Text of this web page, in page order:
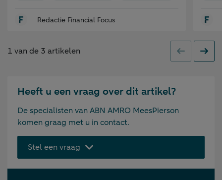
Redactie Financial Focus
1 van de 3 artikelen Vorige
Heeft u een vraag over dit artikel?
De specialisten van ABN AMRO MeesPierson
komen graag met u in contact.
Stel een vraag